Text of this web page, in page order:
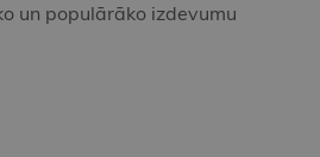
un populārāko izdevumu